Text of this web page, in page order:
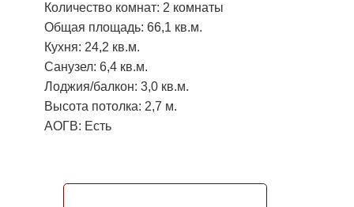
Количество комнат: 2 комнаты
Общая площадь: 66,1 кв.м.
Кухня: 24,2 кв.м.
Санузел: 6,4 кв.м.
Лоджия/балкон: 3,0 кв.м.
Высота потолка: 2,7 м.
АОГВ: Есть